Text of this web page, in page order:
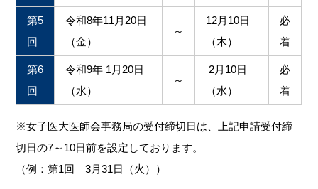
第5
回
令和8年11月20日
（金）
～
12月10日
（木）
必
着
第6
回
令和9年 1月20日
（水）
～
2月10日
（水）
必
着
※女子医大医師会事務局の受付締切日は、上記申請受付締
切日の7～10日前を設定しております。
（例：第1回 3月31日（火））